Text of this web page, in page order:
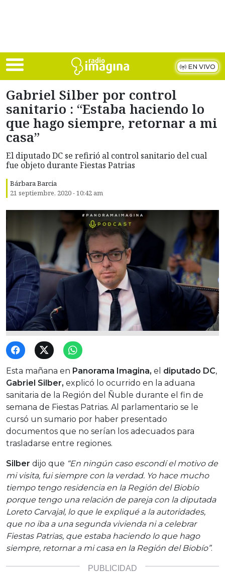
EN VIVO
Gabriel Silber por control
sanitario : “Estaba haciendo lo
que hago siempre, retornar a mi
casa”
El diputado DC se refirió al control sanitario del cual
fue objeto durante Fiestas Patrias
Bárbara Barcia
21 septiembre, 2020 - 10:42 am
Esta mañana en Panorama Imagina, el diputado DC,
Gabriel Silber, explicó lo ocurrido en la aduana
sanitaria de la Región del Ñuble durante el fin de
semana de Fiestas Patrias. Al parlamentario se le
cursó un sumario por haber presentado
documentos que no serían los adecuados para
trasladarse entre regiones.
Silber dijo que “En ningún caso escondí el motivo de
mi visita, fui siempre con la verdad. Yo hace mucho
tiempo tengo residencia en la Región del Biobío
porque tengo una relación de pareja con la diputada
Loreto Carvajal, lo que le expliqué a la autoridades,
que no iba a una segunda vivienda ni a celebrar
Fiestas Patrias, que estaba haciendo lo que hago
siempre, retornar a mi casa en la Región del Biobío”.